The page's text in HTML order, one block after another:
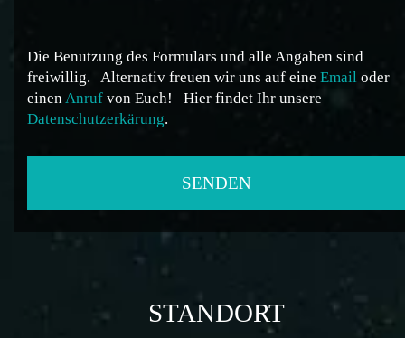
Die Benutzung des Formulars und alle Angaben sind
freiwillig.
Alternativ freuen wir uns auf eine Email oder
einenAnruf von Euch!
Hier findet Ihr unsere
Datenschutzerkärung.
STANDORT